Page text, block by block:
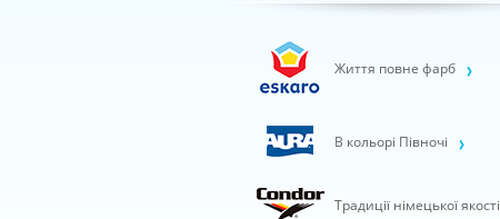
Життя повне фарб
В кольорі Півночі
Традиції німецької якості